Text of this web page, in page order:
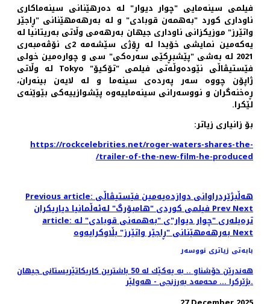
فیلمی سینەمایی "چوار دیوار" لە دەرهێنانی سینەماکاری
ناوداری کورد "بەهمەن قوبادی" و لە بەرهەمهێنانی "ڕاجێر
واتێرز" موزیکزانی ناوداری جیهان بەرهەمی وڵاتی بەریتانیا لە
یەکەمین نمایشی خۆیدا لە ڕۆژی سێشەمە 2ی نۆڤەمبەری
2021 لە بەشی "پێشبڕکێی سەرەکی" سی و چوارەمین خولی
فێستیڤاڵی نێودەوڵەتی فیلمی "تۆکیۆ" Tokyo لە وڵاتی
ژاپۆن چووە سەر پەردەی سینەما و لە لایەن بینەران،
ڕه‌خنه‌گران و نووسه‌رانی سینه‌ماییه‌‌وە پێشوازییه‌کی بێوێنەی
لێکرا.
بۆ زانیاری زیاتر:
https://rockcelebrities.net/roger-waters-shares-the-
trailer-of-the-new-film-he-produced/
Previous article: هه‌ڵبژێردراوانی دوازدەیەمین فێستیڤاڵی
فیلمی کوردی "هامبۆرگ" لەئەڵمانیا دیاریکرانPrevNext
article: ترەیلەری "چوار دیوار"ی "بەهمەنی قوبادی" لە
بەرهەمهێنانی "ڕاجێر واتێرز" بڵاوکرایەوەNext
بابەتی زیاتری نووسەر
هه‌ندرێن خۆشناو .. به‌ یه‌كێك له‌ 50 باشترین كاریكاتێریستانی جیهان
بژێركرا ... محه‌مه‌د به‌رزنجی - هه‌ولێر.